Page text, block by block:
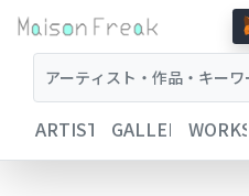
ARTISTS GALLERIESWORKS